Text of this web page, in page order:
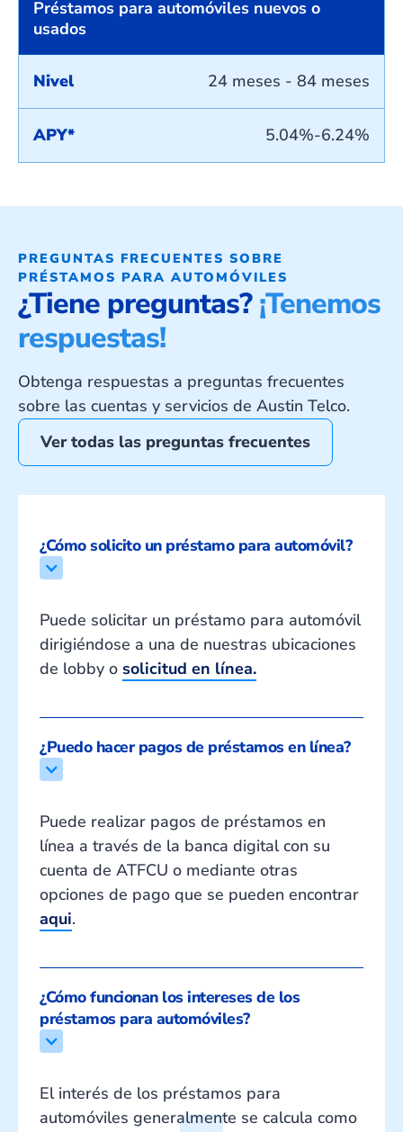
Préstamos para automóviles nuevos o
usados
Nivel 24 meses - 84 meses
APY* 5.04%-6.24%
PREGUNTAS FRECUENTES SOBRE
PRÉSTAMOS PARA AUTOMÓVILES
¿Tiene preguntas?¡Tenemos
respuestas!
Obtenga respuestas a preguntas frecuentes
sobre las cuentas y servicios de Austin Telco.
Ver todas las preguntas frecuentes
¿Cómo solicito un préstamo para automóvil?
Puede solicitar un préstamo para automóvil
dirigiéndose a una de nuestras ubicaciones
de lobby o solicitud en línea.
¿Puedo hacer pagos de préstamos en línea?
Puede realizar pagos de préstamos en
línea a través de la banca digital con su
cuenta de ATFCU o mediante otras
opciones de pago que se pueden encontrar
aqui.
¿Cómo funcionan los intereses de los
préstamos para automóviles?
El interés de los préstamos para
automóviles generalmente se calcula como